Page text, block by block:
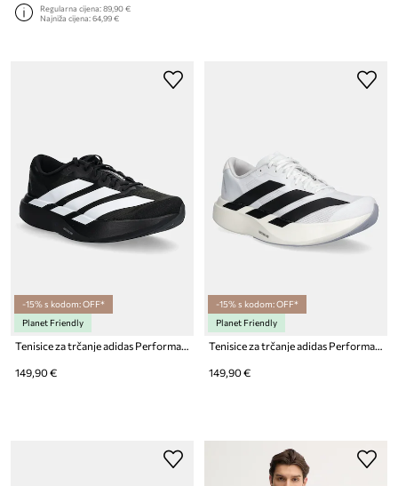
Regularna cijena:89,90 €
Najniža cijena:64,99 €
-15% s kodom: OFF*
Planet Friendly
Tenisice za trčanje adidas Performance adizero Evo SL
149,90 €
-15% s kodom: OFF*
Planet Friendly
Tenisice za trčanje adidas Performance Adizero Evo SL
149,90 €